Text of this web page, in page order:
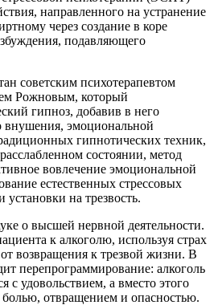
направленного на устранение
через создание в коре
подавляющего
советским психотерапевтом
Рожновым, который
гипноз, добавив в него
внушения, эмоциональной
гипнотических техник,
состоянии, метод
вовлечение эмоциональной
естественных стрессовых
на трезвость.
о высшей нервной деятельности.
к алкоголю, используя страх
возвращения к трезвой жизни. В
перепрограммирование: алкоголь
с удовольствием, а вместо этого
болью, отвращением и опасностью.